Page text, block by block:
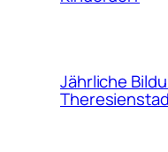
Jährliche